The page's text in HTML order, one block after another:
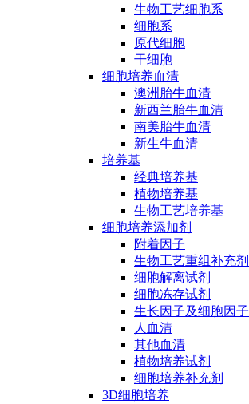
生物工艺细胞系
细胞系
原代细胞
干细胞
细胞培养血清
澳洲胎牛血清
新西兰胎牛血清
南美胎牛血清
新生牛血清
培养基
经典培养基
植物培养基
生物工艺培养基
细胞培养添加剂
附着因子
生物工艺重组补充剂
细胞解离试剂
细胞冻存试剂
生长因子及细胞因子
人血清
其他血清
植物培养试剂
细胞培养补充剂
3D细胞培养